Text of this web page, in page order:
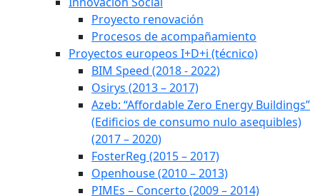
Proyecto renovación
Procesos de acompañamiento
Proyectos europeos I+D+i (técnico)
BIM Speed (2018 - 2022)
Osirys (2013 – 2017)
Azeb: “Affordable Zero Energy Buildings”
(Edificios de consumo nulo asequibles)
(2017 – 2020)
FosterReg (2015 – 2017)
Openhouse (2010 – 2013)
PIMEs – Concerto (2009 – 2014)